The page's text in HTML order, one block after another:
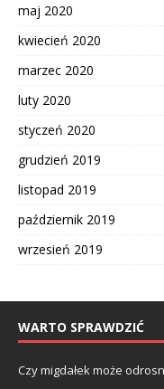
maj 2020
kwiecień 2020
marzec 2020
luty 2020
styczeń 2020
grudzień 2019
listopad 2019
październik 2019
wrzesień 2019
WARTO SPRAWDZIĆ
Czy migdałek może